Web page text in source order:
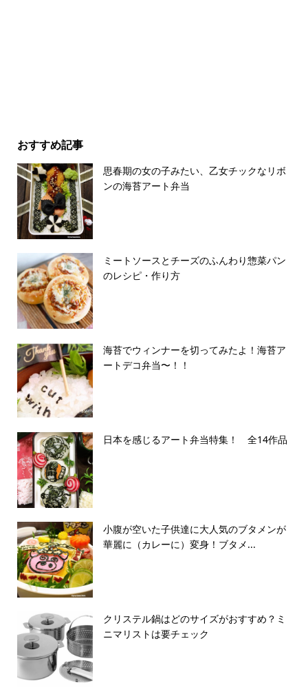
おすすめ記事
思春期の女の子みたい、乙女チックなリボ
ンの海苔アート弁当
ミートソースとチーズのふんわり惣菜パン
のレシピ・作り方
海苔でウィンナーを切ってみたよ！海苔ア
ートデコ弁当〜！！
日本を感じるアート弁当特集！ 全14作品
小腹が空いた子供達に大人気のブタメンが
華麗に（カレーに）変身！ブタメ...
クリステル鍋はどのサイズがおすすめ？ミ
ニマリストは要チェック